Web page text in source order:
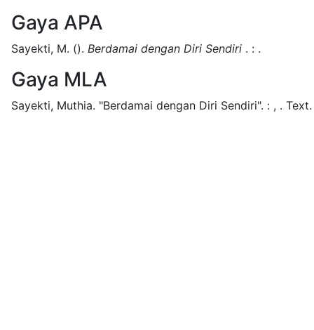
Gaya APA
Sayekti, M. (). Berdamai dengan Diri Sendiri . : .
Gaya MLA
Sayekti, Muthia. "Berdamai dengan Diri Sendiri". : , . Text.